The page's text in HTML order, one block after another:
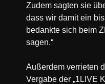
Zudem sagten sie
dass wir damit ein
bedankte sich beim
sagen.“
Außerdem verrieten
Vergabe der „1LIVE